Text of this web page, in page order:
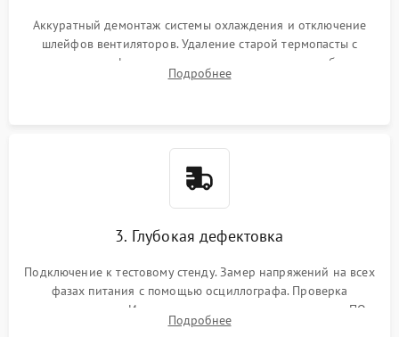
Аккуратный демонтаж системы охлаждения и отключение
шлейфов вентиляторов. Удаление старой термопасты с
кристалла графического чипа и термопрокладок с банок
памяти и зоны VRM. Очистка платы от пыли и окислов.
Подробнее
3. Глубокая дефектовка
Подключение к тестовому стенду. Замер напряжений на всех
фазах питания с помощью осциллографа. Проверка
инициализации. Использование специализированного ПО
MATS
Подробнее